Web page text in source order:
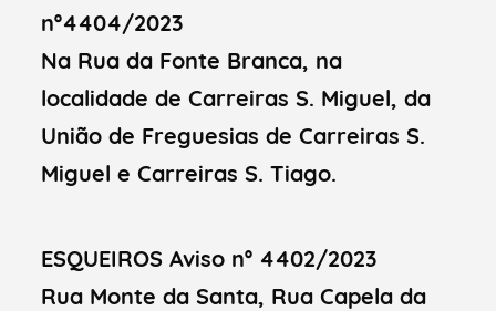
nº4404/2023
Na Rua da Fonte Branca, na
localidade de Carreiras S. Miguel, da
União de Freguesias de Carreiras S.
Miguel e Carreiras S. Tiago.
ESQUEIROS Aviso nº 4402/2023
Rua Monte da Santa, Rua Capela da